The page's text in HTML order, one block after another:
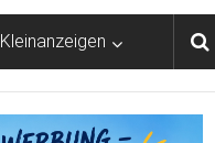
Kleinanzeigen